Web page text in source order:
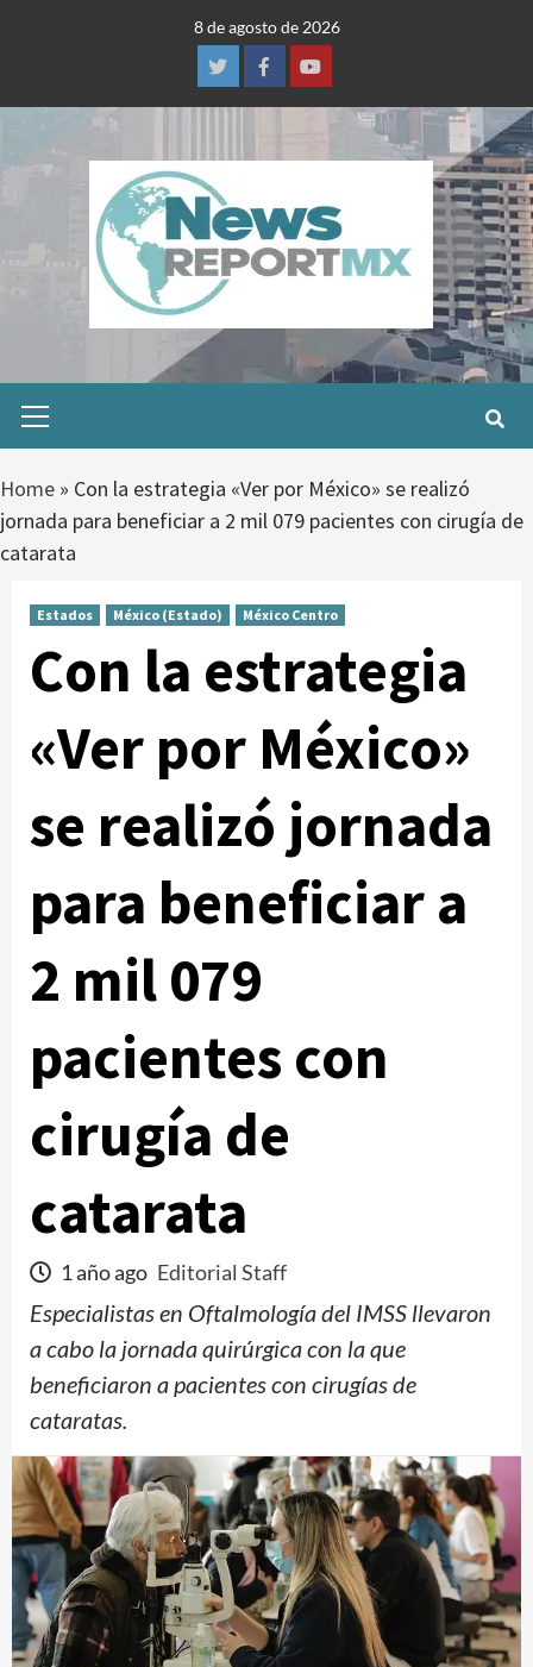
8 de agosto de 2026
TwitterFacebookYoutube
Menu
Home » Con la estrategia «Ver por México» se realizó
jornada para beneficiar a 2 mil 079 pacientes con cirugía de
catarata
Estados México (Estado) México Centro
Con la estrategia
«Ver por México»
se realizó jornada
para beneficiar a
2 mil 079
pacientes con
cirugía de
catarata
1 año ago Editorial Staff
Especialistas en Oftalmología del IMSS llevaron
a cabo la jornada quirúrgica con la que
beneficiaron a pacientes con cirugías de
cataratas.